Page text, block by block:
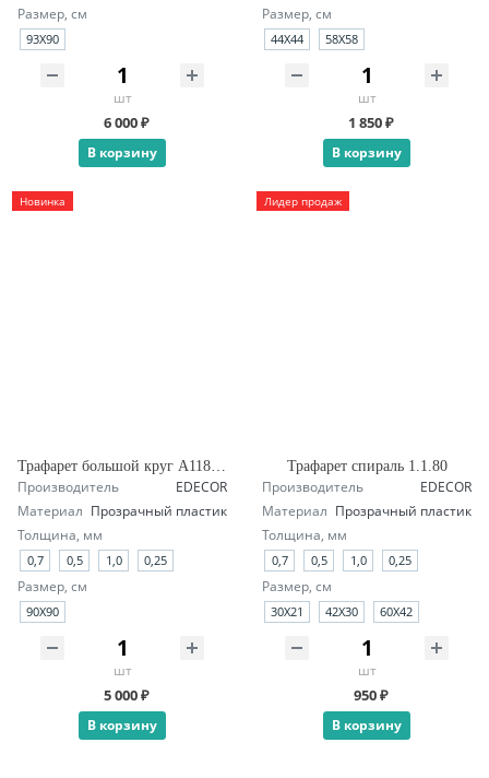
Размер, см
93X90
шт
6 000 ₽
В корзину
Размер, см
44X44 58X58
шт
1 850 ₽
В корзину
Новинка
Трафарет большой круг А118 четверть
Производитель
EDECOR
Материал Прозрачный пластик
Толщина, мм
0,7 0,5 1,0 0,25
Размер, см
90X90
шт
5 000 ₽
В корзину
Лидер продаж
Трафарет спираль 1.1.80
Производитель
EDECOR
Материал Прозрачный пластик
Толщина, мм
0,7 0,5 1,0 0,25
Размер, см
30X21 42X30 60X42
шт
950 ₽
В корзину